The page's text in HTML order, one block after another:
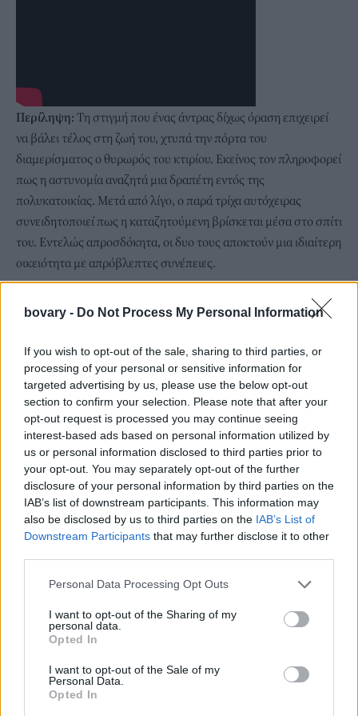
bovary - Do Not Process My Personal Information
If you wish to opt-out of the sale, sharing to third parties, or
processing of your personal or sensitive information for
targeted advertising by us, please use the below opt-out
section to confirm your selection. Please note that after your
opt-out request is processed you may continue seeing
interest-based ads based on personal information utilized by
us or personal information disclosed to third parties prior to
your opt-out. You may separately opt-out of the further
disclosure of your personal information by third parties on the
IAB’s list of downstream participants. This information may
also be disclosed by us to third parties on the IAB’s List of
Downstream Participants that may further disclose it to other
Personal Data Processing Opt Outs
I want to opt-out of the Sharing of my
personal data.
Opted In
I want to opt-out of the Sale of my
Personal Data.
Opted In
Περίληψη: Τη στιγμή που ένας άντρας δίχως όραση επιχειρεί
να βάλει τέλος στη ζωή του, χτυπά την πόρτα του
διαμερίσματος ο θυρωρός του κτιρίου. Εκείνος τον πληροφορεί
πως η αστυνομία αναζητά μια δραπέτη εντός της
πολυκατοικίας. Μετά από λίγο, ο παρά τρίχα αυτόχειρας
συνειδητοποιεί πως η καταζητούμενη βρίσκεται μέσα στο σπίτι
του. Εντελώς απροσδόκητα, οι δυο τους αποκτούν μια ιδιαίτερη
οικειότητα με απρόβλεπτες συνέπειες.